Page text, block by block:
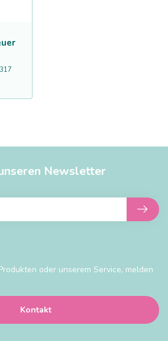
oder unserem Service, melden
Kontakt
Newsletter